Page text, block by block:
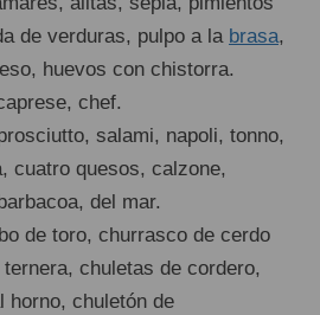
de verduras, pulpo a la brasa,
huevos con chistorra.
chef.
salami, napoli, tonno,
cuatro quesos, calzone,
del mar.
de toro, churrasco de cerdo
chuletas de cordero,
horno, chuletón de